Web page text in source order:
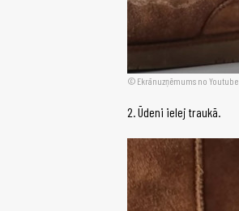
Ekrānuzņēmums no Youtube
2. Ūdeni ielej traukā.